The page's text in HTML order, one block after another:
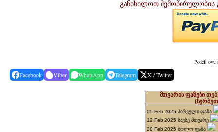
განიხილოთ შემოწირულობის
Podeli ovu
Facebook Viber WhatsApp Telegram X / Twitter
მთვარის ფაზები
05 Feb 2025 პირველი ფაზა
12 Feb 2025 სავსე მთვარე
20 Feb 2025 ბოლო ფაზა